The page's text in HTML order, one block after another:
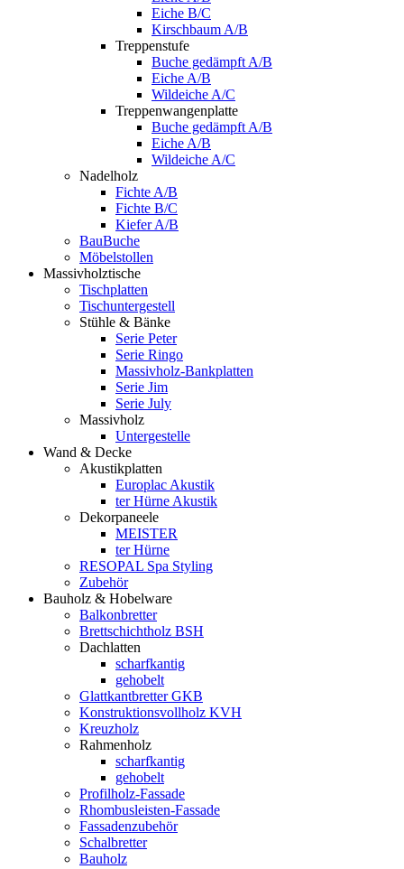
Eiche B/C
Kirschbaum A/B
Treppenstufe
Buche gedämpft A/B
Eiche A/B
Wildeiche A/C
Treppenwangenplatte
Buche gedämpft A/B
Eiche A/B
Wildeiche A/C
Nadelholz
Fichte A/B
Fichte B/C
Kiefer A/B
BauBuche
Möbelstollen
Massivholztische
Tischplatten
Tischuntergestell
Stühle & Bänke
Serie Peter
Serie Ringo
Massivholz-Bankplatten
Serie Jim
Serie July
Massivholz
Untergestelle
Wand & Decke
Akustikplatten
Europlac Akustik
ter Hürne Akustik
Dekorpaneele
MEISTER
ter Hürne
RESOPAL Spa Styling
Zubehör
Bauholz & Hobelware
Balkonbretter
Brettschichtholz BSH
Dachlatten
scharfkantig
gehobelt
Glattkantbretter GKB
Konstruktionsvollholz KVH
Kreuzholz
Rahmenholz
scharfkantig
gehobelt
Profilholz-Fassade
Rhombusleisten-Fassade
Fassadenzubehör
Schalbretter
Bauholz